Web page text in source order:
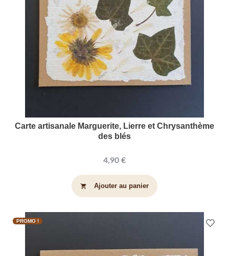
Carte artisanale Marguerite, Lierre et Chrysanthème
des blés
4,90 €
shopping_cart Ajouter au panier
PROMO !